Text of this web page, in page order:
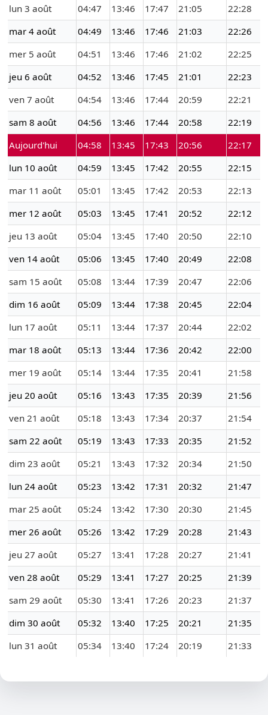
lun 3 août 04:47 13:46 17:47 21:05
22:28
mar 4 août
04:49 13:46 17:46 21:03
22:26
mer 5 août
04:51 13:46 17:46 21:02
22:25
jeu 6 août
04:52 13:46 17:45 21:01
22:23
ven 7 août
04:54 13:46 17:44 20:59
22:21
sam 8 août
04:56 13:46 17:44 20:58
22:19
Aujourd'hui
04:58 13:45 17:43 20:56
22:17
lun 10 août
04:59 13:45 17:42 20:55
22:15
mar 11 août
05:01 13:45 17:42 20:53
22:13
mer 12 août
05:03 13:45 17:41 20:52
22:12
jeu 13 août
05:04 13:45 17:40 20:50
22:10
ven 14 août
05:06 13:45 17:40 20:49
22:08
sam 15 août
05:08 13:44 17:39 20:47
22:06
dim 16 août
05:09 13:44 17:38 20:45
22:04
lun 17 août
05:11 13:44 17:37 20:44
22:02
mar 18 août
05:13 13:44 17:36 20:42
22:00
mer 19 août
05:14 13:44 17:35 20:41
21:58
jeu 20 août
05:16 13:43 17:35 20:39
21:56
ven 21 août
05:18 13:43 17:34 20:37
21:54
sam 22 août
05:19 13:43 17:33 20:35
21:52
dim 23 août
05:21 13:43 17:32 20:34
21:50
lun 24 août
05:23 13:42 17:31 20:32
21:47
mar 25 août
05:24 13:42 17:30 20:30
21:45
mer 26 août
05:26 13:42 17:29 20:28
21:43
jeu 27 août
05:27 13:41 17:28 20:27
21:41
ven 28 août
05:29 13:41 17:27 20:25
21:39
sam 29 août
05:30 13:41 17:26 20:23
21:37
dim 30 août
05:32 13:40 17:25 20:21
21:35
lun 31 août
05:34 13:40 17:24 20:19 21:33